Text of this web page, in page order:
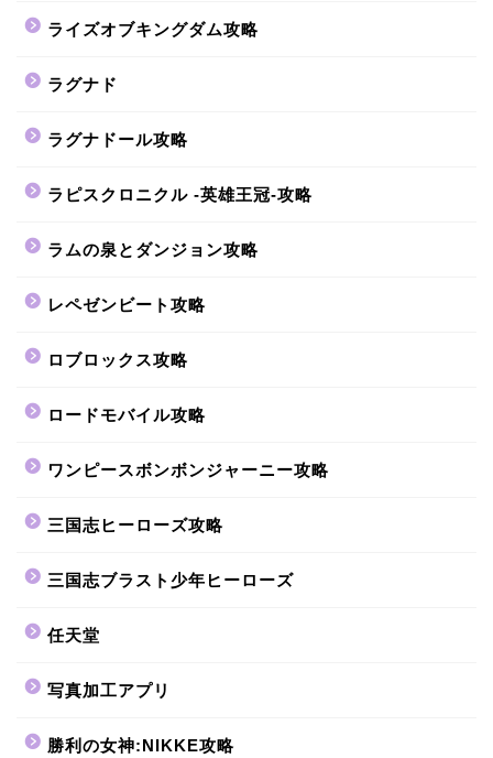
ライズオブキングダム攻略
ラグナド
ラグナドール攻略
ラピスクロニクル -英雄王冠-攻略
ラムの泉とダンジョン攻略
レペゼンビート攻略
ロブロックス攻略
ロードモバイル攻略
ワンピースボンボンジャーニー攻略
三国志ヒーローズ攻略
三国志ブラスト少年ヒーローズ
任天堂
写真加工アプリ
勝利の女神:NIKKE攻略